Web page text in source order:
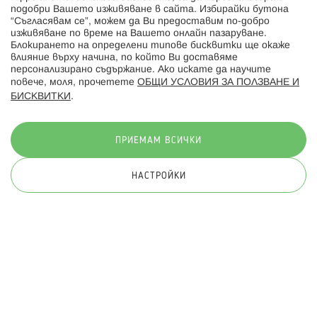
Hippoland.ro
Последвайте ни:
© 2026 Hippoland.net. Всички права запазени
подобри Вашето изживяване в сайта. Избирайки бутона
“Съгласявам се”, можем да Ви предоставим по-добро
изживяване по време на Вашето онлайн пазаруване.
Блокирането на определени типове бисквитки ще окаже
влияние върху начина, по който Ви доставяме
персонализирано съдържание. Ако искате да научите
повече, моля, прочетете ОБЩИ УСЛОВИЯ ЗА ПОЛЗВАНЕ И
БИСКВИТКИ .
ПРИЕМАМ ВСИЧКИ
НАСТРОЙКИ